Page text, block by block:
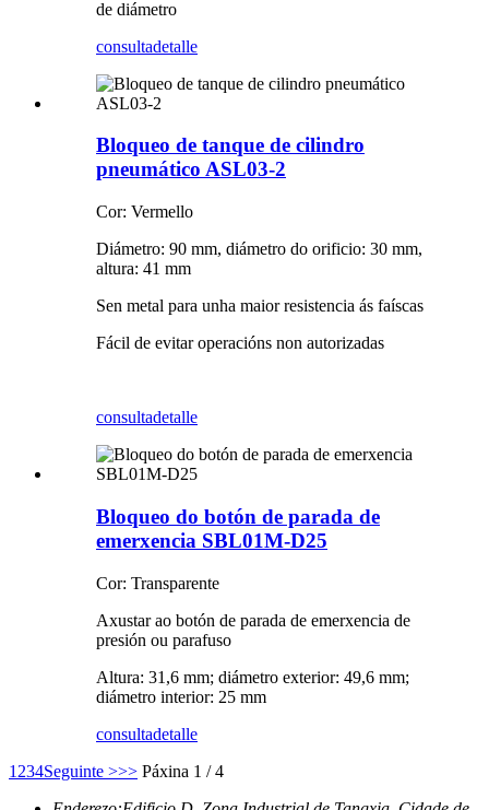
de diámetro
consultadetalle
Bloqueo de tanque de cilindro
pneumático ASL03-2
Cor: Vermello
Diámetro: 90 mm, diámetro do orificio: 30 mm,
altura: 41 mm
Sen metal para unha maior resistencia ás faíscas
Fácil de evitar operacións non autorizadas
consultadetalle
Bloqueo do botón de parada de
emerxencia SBL01M-D25
Cor: Transparente
Axustar ao botón de parada de emerxencia de
presión ou parafuso
Altura: 31,6 mm; diámetro exterior: 49,6 mm;
diámetro interior: 25 mm
consultadetalle
1 234Seguinte >>> Páxina 1 / 4